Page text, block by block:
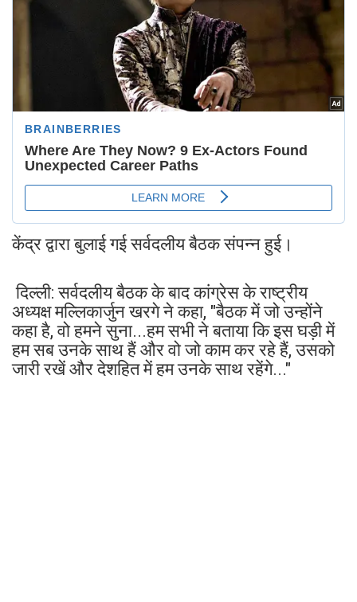
केंद्र द्वारा बुलाई गई सर्वदलीय बैठक संपन्न हुई।
दिल्ली: सर्वदलीय बैठक के बाद कांग्रेस के राष्ट्रीय
अध्यक्ष मल्लिकार्जुन खरगे ने कहा, "बैठक में जो उन्होंने
कहा है, वो हमने सुना...हम सभी ने बताया कि इस घड़ी में
हम सब उनके साथ हैं और वो जो काम कर रहे हैं, उसको
जारी रखें और देशहित में हम उनके साथ रहेंगे..."